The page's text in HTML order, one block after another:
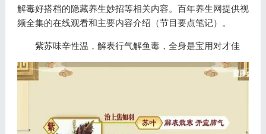
解毒好搭档的隐藏养生妙招等相关内容。百年养生网提供视
频全集的在线观看和主要内容介绍（节目要点笔记）。
紫苏味辛性温，解表行气解鱼毒，全身是宝用对才佳